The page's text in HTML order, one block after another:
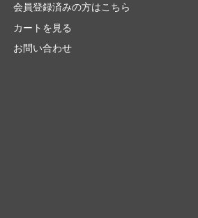
会員登録済みの方はこちら
カートを見る
お問い合わせ